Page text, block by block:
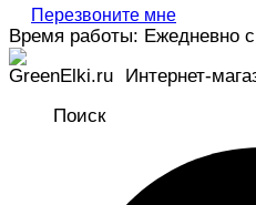
Перезвоните мне
Время работы: Ежедневно
Интернет-
Поиск